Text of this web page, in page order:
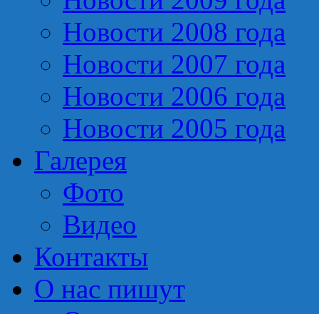
Новости 2008 года
Новости 2007 года
Новости 2006 года
Новости 2005 года
Галерея
Фото
Видео
Контакты
О нас пишут